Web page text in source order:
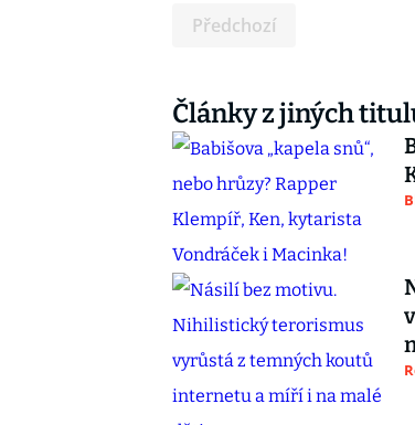
Předchozí
Články z jiných